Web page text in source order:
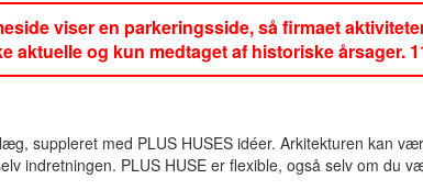
viser en parkeringsside, så firmaet
aktuelle og kun medtaget af historiske årsager.
suppleret med PLUS HUSES idéer. Arkitekturen kan
indretningen. PLUS HUSE er flexible, også selv om du